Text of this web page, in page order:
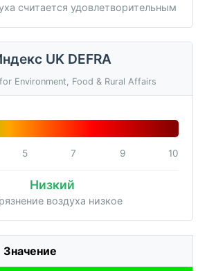
считается удовлетворительным
UK DEFRA
Environment, Food & Rural Affairs
5 7 9 10
Низкий
воздуха низкое
Значение